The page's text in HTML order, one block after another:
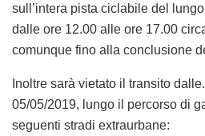
sull’intera pista ciclabile del
dalle ore 12.00 alle ore 17.00
comunque fino alla conclusione
Inoltre sarà vietato il transito
05/05/2019, lungo il percorso di
seguenti stradi extraurbane: